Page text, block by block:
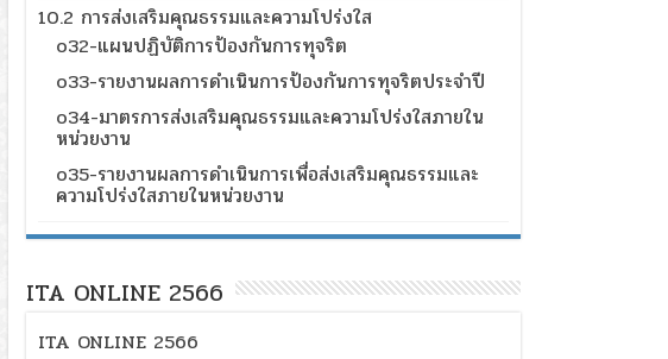
10.2 การส่งเสริมคุณธรรมและความโปร่งใส
o32-แผนปฏิบัติการป้องกันการทุจริต
o33-รายงานผลการดำเนินการป้องกันการทุจริตประจำปี
o34-มาตรการส่งเสริมคุณธรรมและความโปร่งใสภายใน
หน่วยงาน
o35-รายงานผลการดำเนินการเพื่อส่งเสริมคุณธรรมและ
ความโปร่งใสภายในหน่วยงาน
ITA ONLINE 2566
ITA ONLINE 2566